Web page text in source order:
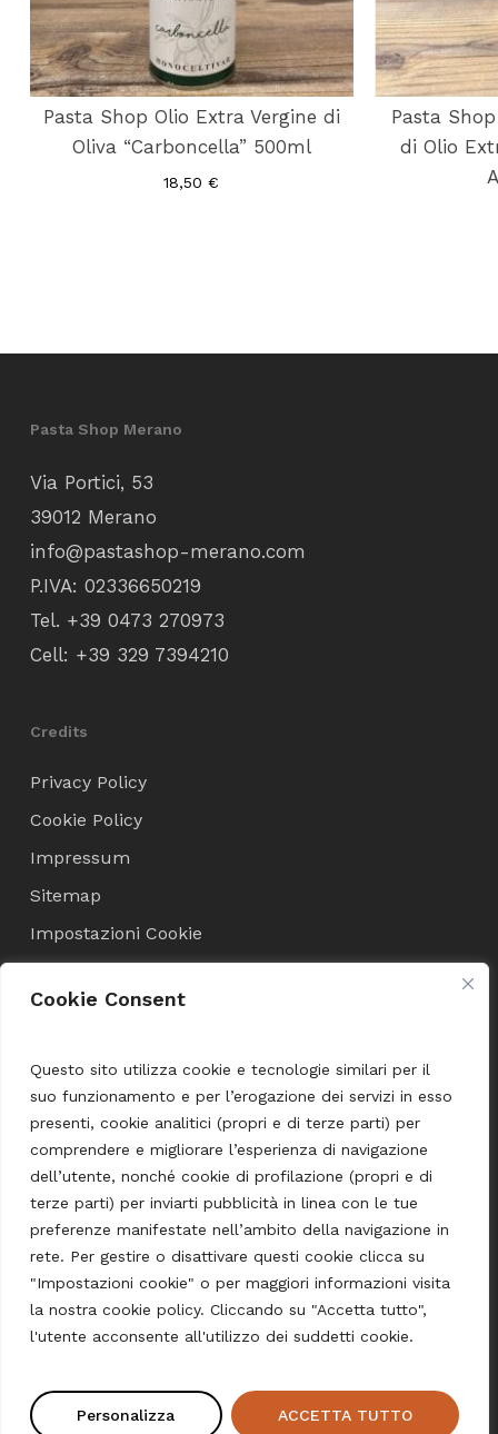
Cookie Consent
Questo sito utilizza cookie e tecnologie similari per il
suo funzionamento e per l’erogazione dei servizi in esso
presenti, cookie analitici (propri e di terze parti) per
comprendere e migliorare l’esperienza di navigazione
dell’utente, nonché cookie di profilazione (propri e di
terze parti) per inviarti pubblicità in linea con le tue
preferenze manifestate nell’ambito della navigazione in
rete. Per gestire o disattivare questi cookie clicca su
"Impostazioni cookie" o per maggiori informazioni visita
la nostra cookie policy. Cliccando su "Accetta tutto",
l'utente acconsente all'utilizzo dei suddetti cookie.
Personalizza ACCETTA TUTTO
Subtotale: 0,00
Carrello
Pasta Shop Olio Extra Vergine di
Oliva “Carboncella” 500ml
18,50€
Pasta
di Olio
Pasta Shop Merano
Via Portici, 53
39012 Merano
info@pastashop-merano.com
P.IVA: 02336650219
Tel. +39 0473 270973
Cell: +39 329 7394210
Credits
Privacy Policy
Cookie Policy
Impressum
Sitemap
Impostazioni Cookie
Condizioni di Vendita
Termini e Condizioni
Spedizione e pagamento
Language
English
Deutsch
© 2026 Pasta Shop Merano.